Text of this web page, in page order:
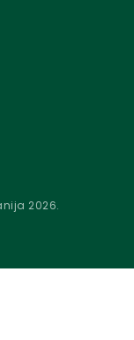
2026.